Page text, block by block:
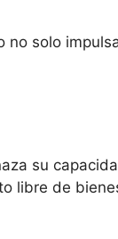
solo
su
libre de